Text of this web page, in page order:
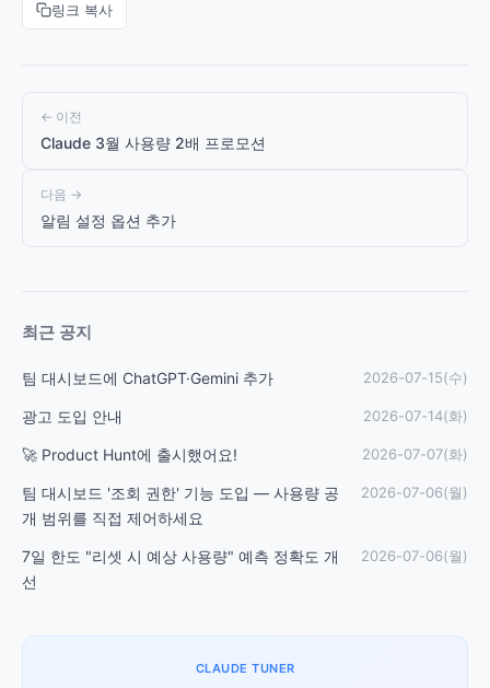
링크 복사
← 이전
Claude 3월 사용량 2배 프로모션
다음 →
알림 설정 옵션 추가
최근 공지
팀 대시보드에 ChatGPT·Gemini 추가 2026-07-15(수)
광고 도입 안내 2026-07-14(화)
🚀 Product Hunt에 출시했어요! 2026-07-07(화)
팀 대시보드 '조회 권한' 기능 도입 — 사용량 공
개 범위를 직접 제어하세요
2026-07-06(월)
7일 한도 "리셋 시 예상 사용량" 예측 정확도 개
선
2026-07-06(월)
CLAUDE TUNER